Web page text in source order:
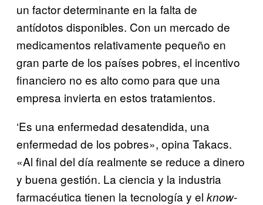
un factor determinante en la falta de
antídotos disponibles. Con un mercado de
medicamentos relativamente pequeño en
gran parte de los países pobres, el incentivo
financiero no es alto como para que una
empresa invierta en estos tratamientos.
‘Es una enfermedad desatendida, una
enfermedad de los pobres», opina Takacs.
«Al final del día realmente se reduce a dinero
y buena gestión. La ciencia y la industria
farmacéutica tienen la tecnología y el know-